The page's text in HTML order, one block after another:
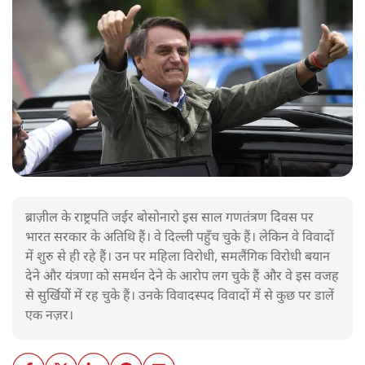
ब्राज़ील के राष्ट्रपति जईर बोसोनारो इस साल गणतंत्रण दिवस पर
भारत सरकार के अतिथि हैं। वे दिल्ली पहुँच चुके हैं। लेकिन वे विवादों
में शुरु से ही रहे हैं। उन पर महिला विरोधी, समलैंगिक विरोधी बयान
देने और यंत्रणा को समर्थन देने के आरोप लग चुके हैं और वे इस वजह
से सुर्खियोें में रह चुके हैं। उनके विवादस्पद विवादों में से कुछ पर डालें
एक नज़र।